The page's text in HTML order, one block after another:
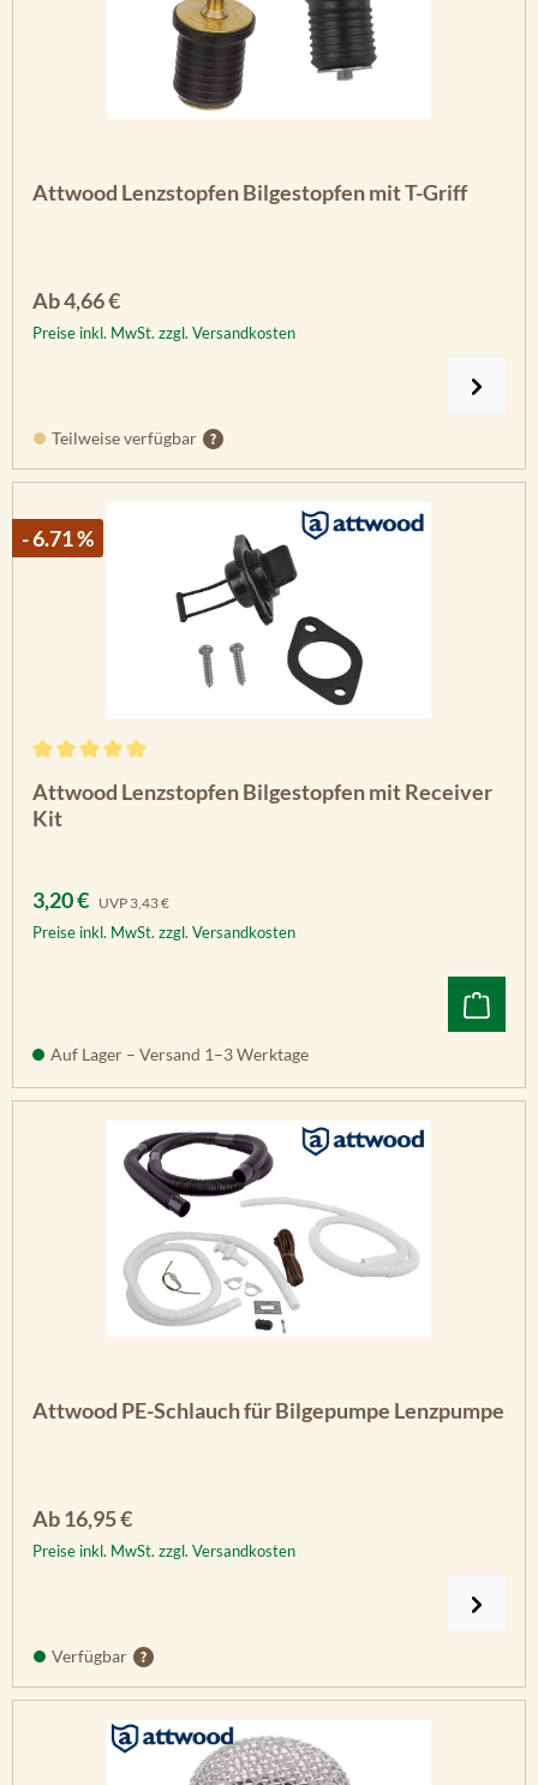
Attwood Lenzstopfen Bilgestopfen mit T-Griff
Regulärer Preis:
Ab4,66 €
Preise inkl. MwSt. zzgl. Versandkosten
Teilweise verfügbar
- 6.71 %
Attwood Lenzstopfen Bilgestopfen mit Receiver
Kit
Verkaufspreis:
3,20 € UVP Regulärer Preis:
3,43 €
Preise inkl. MwSt. zzgl. Versandkosten
Auf Lager – Versand 1–3 Werktage
Attwood PE-Schlauch für Bilgepumpe Lenzpumpe
Regulärer Preis:
Ab16,95 €
Preise inkl. MwSt. zzgl. Versandkosten
Verfügbar